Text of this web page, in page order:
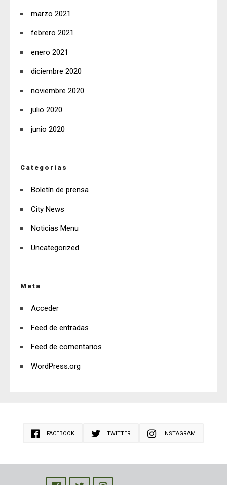
marzo 2021
febrero 2021
enero 2021
diciembre 2020
noviembre 2020
julio 2020
junio 2020
Categorías
Boletín de prensa
City News
Noticias Menu
Uncategorized
Meta
Acceder
Feed de entradas
Feed de comentarios
WordPress.org
FACEBOOK TWITTER INSTAGRAM